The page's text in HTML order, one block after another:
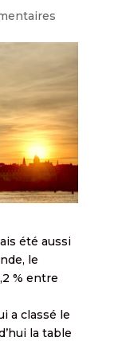
été aussi
le
% entre
a classé le
la table